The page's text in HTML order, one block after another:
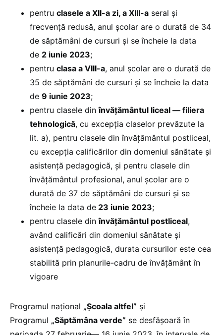
pentru clasele a XII-a zi, a XIII-a seral și
frecvență redusă, anul școlar are o durată de 34
de săptămâni de cursuri și se încheie la data
de 2 iunie 2023;
pentru clasa a VIII-a, anul școlar are o durată de
35 de săptămâni de cursuri și se încheie la data
de 9 iunie 2023;
pentru clasele dinînvățământul liceal — filiera
tehnologică, cu excepția claselor prevăzute la
lit. a), pentru clasele din învățământul postliceal,
cu excepția calificărilor din domeniul sănătate și
asistență pedagogică, și pentru clasele din
învățământul profesional, anul școlar are o
durată de 37 de săptămâni de cursuri și se
încheie la data de 23 iunie 2023;
pentru clasele dinînvățământul postliceal,
având calificări din domeniul sănătate și
asistență pedagogică, durata cursurilor este cea
stabilită prin planurile-cadru de învățământ în
vigoare
Programul național „Școala altfel” și
Programul „Săptămâna verde” se desfășoară în